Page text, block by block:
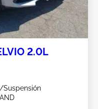
2.0L
Suspensión